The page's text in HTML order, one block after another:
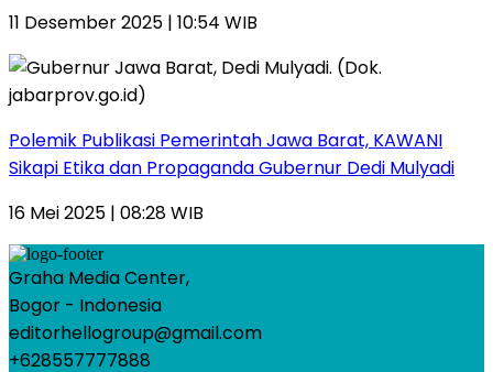
11 Desember 2025 | 10:54 WIB
Polemik Publikasi Pemerintah Jawa Barat, KAWANI
Sikapi Etika dan Propaganda Gubernur Dedi Mulyadi
16 Mei 2025 | 08:28 WIB
Graha Media Center,
Bogor - Indonesia
editorhellogroup@gmail.com
+628557777888